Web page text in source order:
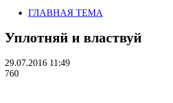
ГЛАВНАЯ ТЕМА
Уплотняй и властвуй
29.07.2016 11:49
760